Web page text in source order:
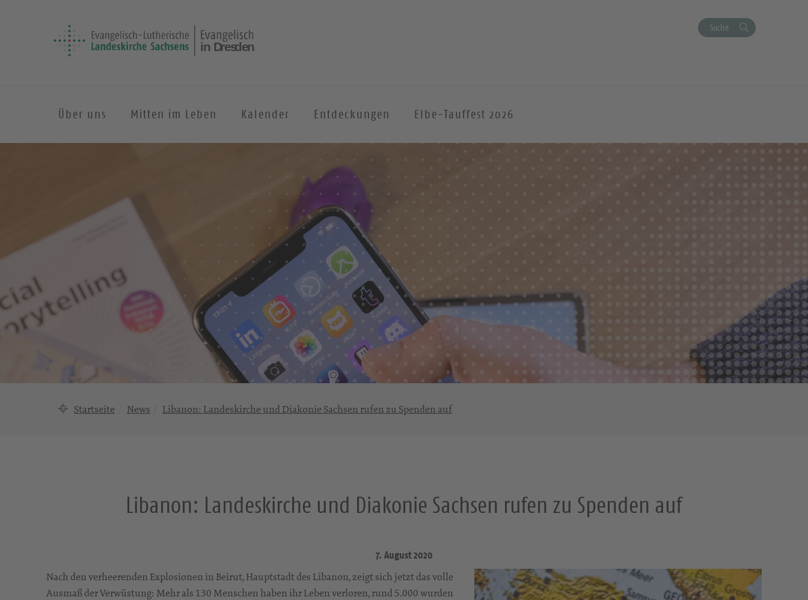
Suche
Über uns Mitten im Leben Kalender Entdeckungen Elbe-Tauffest 2026
Startseite News Libanon: Landeskirche und Diakonie Sachsen rufen zu Spenden auf
Libanon: Landeskirche und Diakonie Sachsen rufen zu Spenden auf
7. August 2020
Nach den verheerenden Explosionen in Beirut, Hauptstadt des Libanon, zeigt sich jetzt das volle
Ausmaß der Verwüstung: Mehr als 130 Menschen haben ihr Leben verloren, rund 5.000 wurden